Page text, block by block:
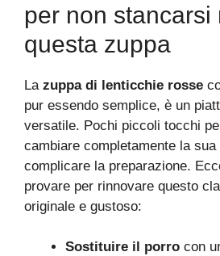
per non stancarsi
questa zuppa
La zuppa di lenticchie rosse
pur essendo semplice, è un
versatile. Pochi piccoli tocchi
cambiare completamente la
complicare la preparazione.
provare per rinnovare questo
originale e gustoso:
Sostituire il porro con